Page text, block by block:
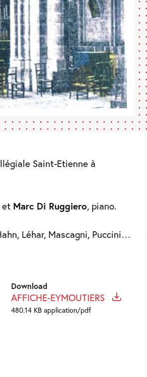
Saint-Etienne à
et Marc Di Ruggiero, piano.
Léhar, Mascagni, Puccini…
Download
AFFICHE-EYMOUTIERS
480.14 KB application/pdf